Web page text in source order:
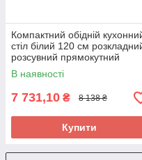
Компактний обідній
стіл білий 120 см
розсувний прямокутний
модерн на кухню МДФ Етна
В наявності
7 731,10 ₴ 8 138 ₴
Купити